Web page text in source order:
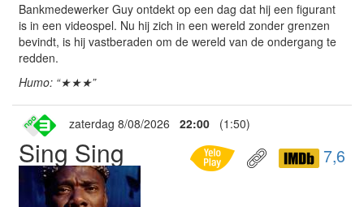
Bankmedewerker Guy ontdekt op een dag dat hij een figurant
is in een videospel. Nu hij zich in een wereld zonder grenzen
bevindt, is hij vastberaden om de wereld van de ondergang te
redden.
Humo: “★★★”
zaterdag 8/08/2026 22:00 (1:50)
Sing Sing 7,6